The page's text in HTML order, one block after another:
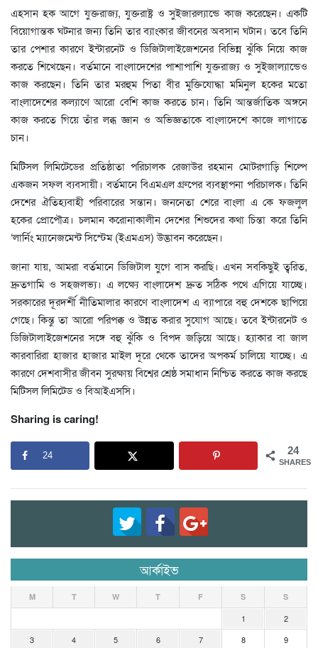
এহসান হক আগে যুক্তরাজ্য, যুক্তরাষ্ট্র ও সুইজারল্যান্ডে কাজ করেছেন। একটি
বিয়োগান্তক ঘটনার জন্য তিনি তার ব্যাংকার জীবনের অবসান ঘটান। তবে তিনি
তার পেশার কারণে ইন্টারনেট ও ডিজিটালাইজেশনের বিভিন্ন ঝুঁকি নিয়ে কাজ
করতে শিখেছেন। বর্তমানে বাংলাদেশের পাশাপাশি যুক্তরাজ্য ও সুইজাল্যান্ডেও
কাজ করছেন। তিনি তার মরহুম পিতা বীর মুক্তিযোদ্ধা মমিনুল হকের মতো
বাংলাদেশের কল্যাণে আরো বেশি কাজ করতে চান। তিনি আন্তর্জাতিক অঙ্গনে
কাজ করতে গিয়ে তাঁর লব্ধ জ্ঞান ও অভিজ্ঞতাকে বাংলাদেশে কাজে লাগাতে
চান।
মিটিসল লিমিটেডের প্রতিষ্ঠাতা পরিচালক রেজাউর রহমান মোটরগাড়ি শিল্পে
একজন সফল ব্যবসায়ী। বর্তমানে বিএমএল গ্রুপের ব্যবস্থাপনা পরিচালক। তিনি
দেশের ঐতিহ্যবাহী পরিবারের সন্তান। জননেতা শেরে বাংলা এ কে ফজলুল
হকের প্রোপৌত্র। চলমান করোনাকালীন দেশের শিশুদের কথা চিন্তা করে তিনি
‘লার্নিং ম্যানেজমেন্ট সিস্টেম (ইএমএস) উদ্ভাবন করেছেন।
জানা যায়, আমরা বর্তমানে ডিজিটাল যুগে বাস করছি। এখন সবকিছুই ত্বরিত,
দ্রুতগামি ও সহজলভ্য। এ লক্ষ্যে বাংলাদেশ দ্রুত সঠিক পথে এগিয়ে যাচ্ছে।
সরকারের দূরদর্শী নীতিমালার কারণে বাংলাদেশ এ ব্যাপারে বহু দেশকে ছাপিয়ে
গেছে। কিন্তু তা আরো পরিপক্ক ও উন্নত করার সুযোগ আছে। তবে ইন্টারনেট ও
ডিজিটালাইজেশনের সঙ্গে বহু ঝুঁকি ও বিপদ জড়িয়ে আছে। হ্যাকার বা জাল
কারবারিরা হাজার হাজার মাইল দূরে থেকে তাদের অপকর্ম চালিয়ে যাচ্ছে। এ
কারণে দেশবাসীর জীবন সুরক্ষায় বিশ্বের শ্রেষ্ঠ সমাধান নিশ্চিত করতে কাজ করছে
মিটিসল লিমিটেড ও বিআইএসসি।
Sharing is caring!
24
SHARES
24
আর্কাইভ
M T W T F S S
1
2
3
4 5 6 7 8 9